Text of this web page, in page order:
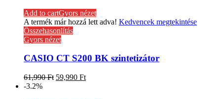
Add to cartGyors nézet
A termék már hozzá lett adva! Kedvencek megtekintése
Összehasonlítás
Gyors nézet
CASIO CT S200 BK szintetizátor
61,990Ft 59,990 Ft
-3.2%